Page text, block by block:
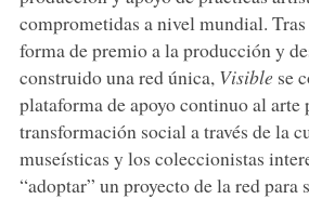
comprometidas a nivel mundial.
forma de premio a la producción y
construido una red única, Visiblese
plataforma de apoyo continuo al arte
transformación social a través de la
museísticas y los coleccionistas
“adoptar” un proyecto de la red para